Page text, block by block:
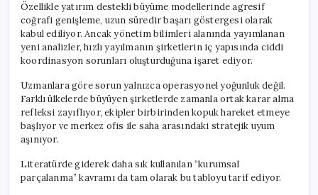
Özellikle yatırım destekli büyüme modellerinde agresif
coğrafi genişleme, uzun süredir başarı göstergesi olarak
kabul ediliyor. Ancak yönetim bilimleri alanında yayımlanan
yeni analizler, hızlı yayılmanın şirketlerin iç yapısında ciddi
koordinasyon sorunları oluşturduğuna işaret ediyor.
Uzmanlara göre sorun yalnızca operasyonel yoğunluk değil.
Farklı ülkelerde büyüyen şirketlerde zamanla ortak karar alma
refleksi zayıflıyor, ekipler birbirinden kopuk hareket etmeye
başlıyor ve merkez ofis ile saha arasındaki stratejik uyum
aşınıyor.
Literatürde giderek daha sık kullanılan “kurumsal
parçalanma” kavramı da tam olarak bu tabloyu tarif ediyor.